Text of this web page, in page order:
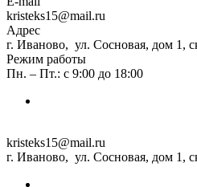
kristeks15@mail.ru
Адрес
г. Иваново, ул. Сосновая, дом 1,
Режим работы
Пн. – Пт.: с 9:00 до 18:00
kristeks15@mail.ru
г. Иваново, ул. Сосновая, дом 1,